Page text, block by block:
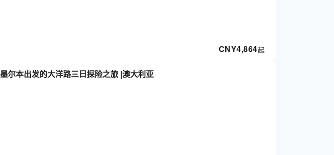
CNY4,864起
墨尔本出发的大洋路三日探险之旅 |澳大利亚